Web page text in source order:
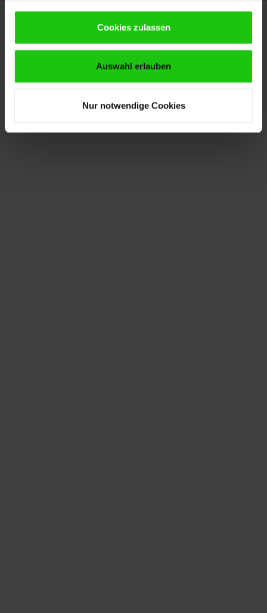
Cookies zulassen
Auswahl erlauben
Nur notwendige Cookies